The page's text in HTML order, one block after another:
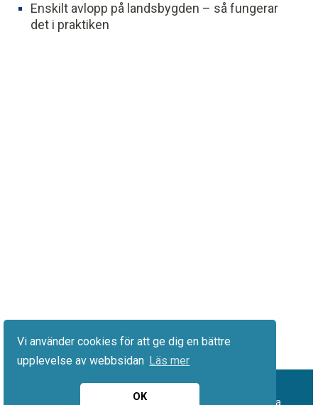
Vi använder cookies för att ge dig en bättre
upplevelse av webbsidan Läs mer
OK
Enskilt avlopp på landsbygden – så fungerar
det i praktiken
© 2026 Hantverkarlöner.se. Alla rättigheter förbehållna.